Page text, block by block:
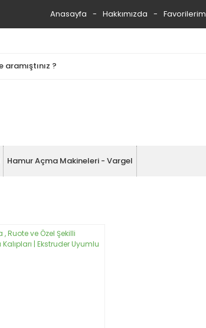
Anasayfa Hakkımızda Favorilerim
Hamur Açma Makineleri - Vargel